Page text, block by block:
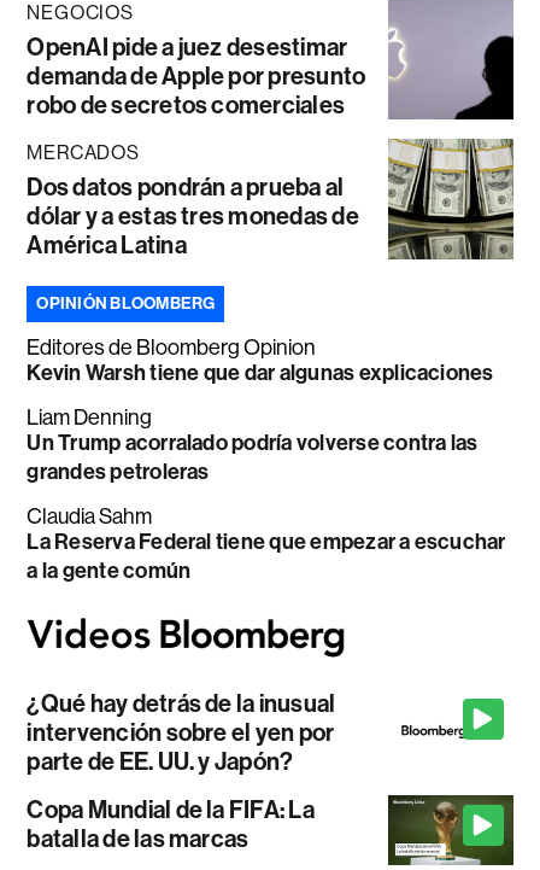
NEGOCIOS
OpenAI pide a juez desestimar
demanda de Apple por presunto
robo de secretos comerciales
MERCADOS
Dos datos pondrán a prueba al
dólar y a estas tres monedas de
América Latina
OPINIÓN BLOOMBERG
Editores de Bloomberg Opinion
Kevin Warsh tiene que dar algunas explicaciones
Liam Denning
Un Trump acorralado podría volverse contra las
grandes petroleras
Claudia Sahm
La Reserva Federal tiene que empezar a escuchar
a la gente común
¿Qué hay detrás de la inusual
intervención sobre el yen por
parte de EE. UU. y Japón?
Copa Mundial de la FIFA: La
batalla de las marcas